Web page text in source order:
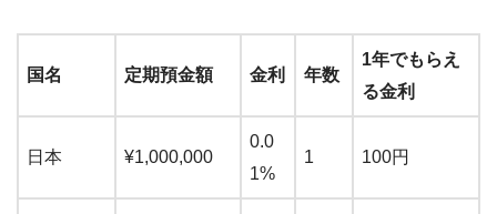
国名 定期預金額 金利 年数
1年でもらえ
る金利
日本 ¥1,000,000
0.0
1%
1 100円